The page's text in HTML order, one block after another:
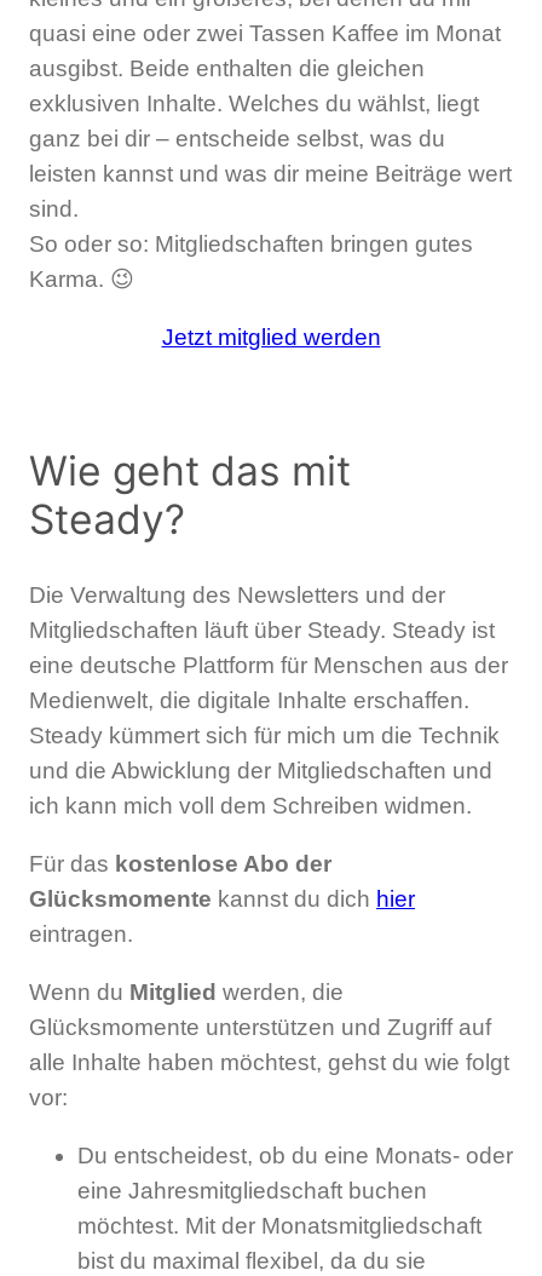
quasi eine oder zwei Tassen Kaffee im Monat
ausgibst. Beide enthalten die gleichen
exklusiven Inhalte. Welches du wählst, liegt
ganz bei dir – entscheide selbst, was du
leisten kannst und was dir meine Beiträge wert
sind.
So oder so: Mitgliedschaften bringen gutes
Karma. 😉
Jetzt mitglied werden
Wie geht das mit
Steady?
Die Verwaltung des Newsletters und der
Mitgliedschaften läuft über Steady. Steady ist
eine deutsche Plattform für Menschen aus der
Medienwelt, die digitale Inhalte erschaffen.
Steady kümmert sich für mich um die Technik
und die Abwicklung der Mitgliedschaften und
ich kann mich voll dem Schreiben widmen.
Für das kostenlose Abo der
Glücksmomente kannst du dich hier
eintragen.
Wenn du Mitglied werden, die
Glücksmomente unterstützen und Zugriff auf
alle Inhalte haben möchtest, gehst du wie folgt
vor:
Du entscheidest, ob du eine Monats- oder
eine Jahresmitgliedschaft buchen
möchtest. Mit der Monatsmitgliedschaft
bist du maximal flexibel, da du sie